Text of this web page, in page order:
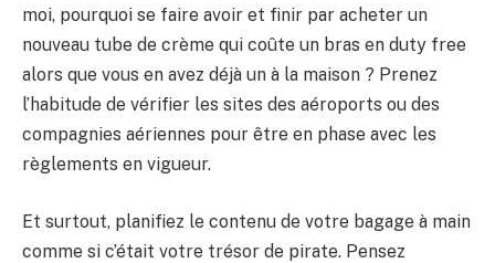
moi, pourquoi se faire avoir et finir par acheter un
nouveau tube de crème qui coûte un bras en duty free
alors que vous en avez déjà un à la maison ? Prenez
l’habitude de vérifier les sites des aéroports ou des
compagnies aériennes pour être en phase avec les
règlements en vigueur.
Et surtout, planifiez le contenu de votre bagage à main
comme si c’était votre trésor de pirate. Pensez